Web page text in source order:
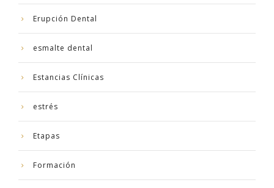
Erupción Dental
esmalte dental
Estancias Clínicas
estrés
Etapas
Formación